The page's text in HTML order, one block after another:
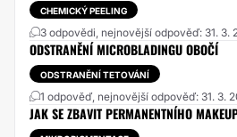
CHEMICKÝ PEELING
3 odpovědi, nejnovější odpověď: 31. 3.
ODSTRANĚNÍ MICROBLADINGU OBOČÍ
ODSTRANĚNÍ TETOVÁNÍ
1 odpověď, nejnovější odpověď: 31. 3.
JAK SE ZBAVIT PERMANENTNÍHO